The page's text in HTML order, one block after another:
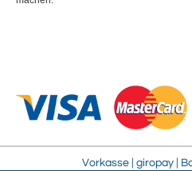
Vorkasse | giropay |